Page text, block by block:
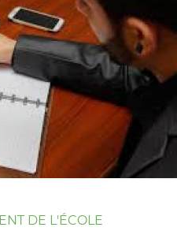
DE L'ÉCOLE